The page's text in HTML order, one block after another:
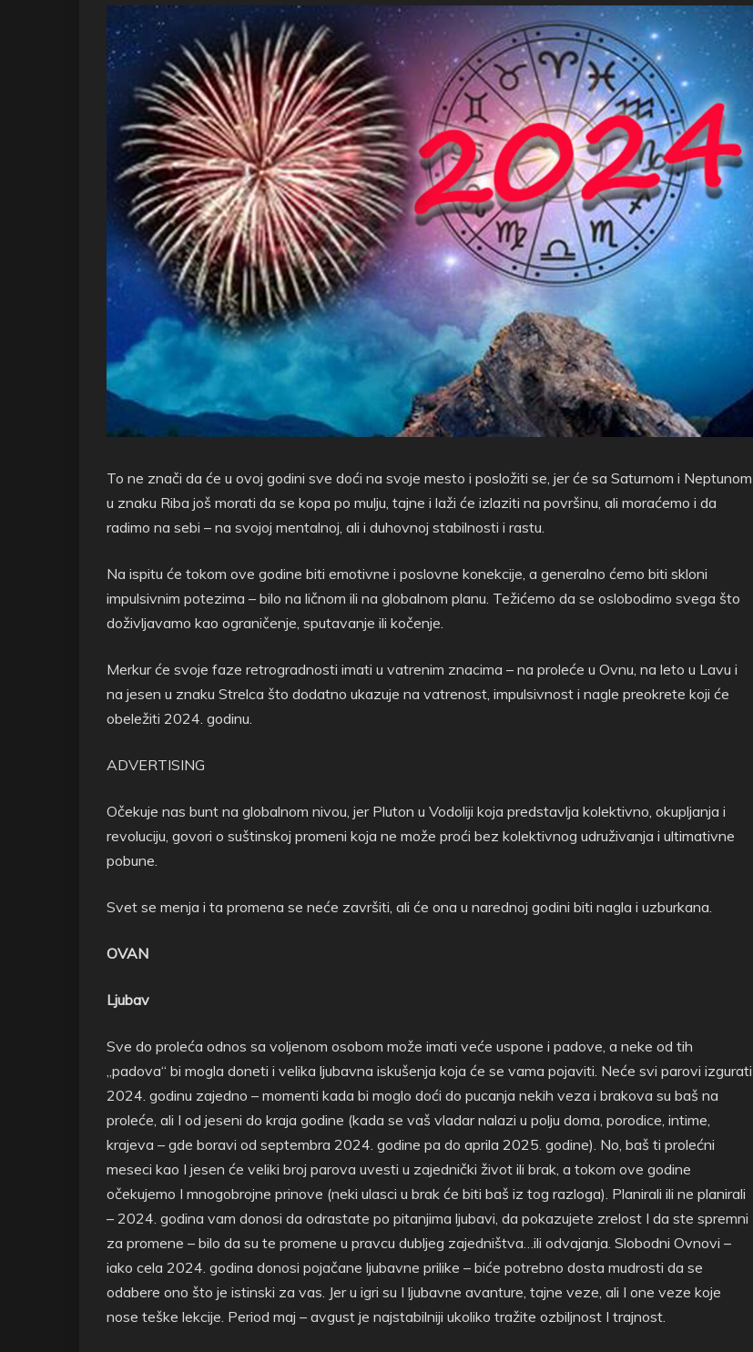
To ne znači da će u ovoj godini sve doći na svoje mesto i posložiti se, jer će sa Saturnom i Neptunom
u znaku Riba još morati da se kopa po mulju, tajne i laži će izlaziti na površinu, ali moraćemo i da
radimo na sebi – na svojoj mentalnoj, ali i duhovnoj stabilnosti i rastu.
Na ispitu će tokom ove godine biti emotivne i poslovne konekcije, a generalno ćemo biti skloni
impulsivnim potezima – bilo na ličnom ili na globalnom planu. Težićemo da se oslobodimo svega što
doživljavamo kao ograničenje, sputavanje ili kočenje.
Merkur će svoje faze retrogradnosti imati u vatrenim znacima – na proleće u Ovnu, na leto u Lavu i
na jesen u znaku Strelca što dodatno ukazuje na vatrenost, impulsivnost i nagle preokrete koji će
obeležiti 2024. godinu.
ADVERTISING
Očekuje nas bunt na globalnom nivou, jer Pluton u Vodoliji koja predstavlja kolektivno, okupljanja i
revoluciju, govori o suštinskoj promeni koja ne može proći bez kolektivnog udruživanja i ultimativne
pobune.
Svet se menja i ta promena se neće završiti, ali će ona u narednoj godini biti nagla i uzburkana.
OVAN
Ljubav
Sve do proleća odnos sa voljenom osobom može imati veće uspone i padove, a neke od tih
„padova“ bi mogla doneti i velika ljubavna iskušenja koja će se vama pojaviti. Neće svi parovi izgurati
2024. godinu zajedno – momenti kada bi moglo doći do pucanja nekih veza i brakova su baš na
proleće, ali I od jeseni do kraja godine (kada se vaš vladar nalazi u polju doma, porodice, intime,
krajeva – gde boravi od septembra 2024. godine pa do aprila 2025. godine). No, baš ti prolećni
meseci kao I jesen će veliki broj parova uvesti u zajednički život ili brak, a tokom ove godine
očekujemo I mnogobrojne prinove (neki ulasci u brak će biti baš iz tog razloga). Planirali ili ne planirali
– 2024. godina vam donosi da odrastate po pitanjima ljubavi, da pokazujete zrelost I da ste spremni
za promene – bilo da su te promene u pravcu dubljeg zajedništva…ili odvajanja. Slobodni Ovnovi –
iako cela 2024. godina donosi pojačane ljubavne prilike – biće potrebno dosta mudrosti da se
odabere ono što je istinski za vas. Jer u igri su I ljubavne avanture, tajne veze, ali I one veze koje
nose teške lekcije. Period maj – avgust je najstabilniji ukoliko tražite ozbiljnost I trajnost.